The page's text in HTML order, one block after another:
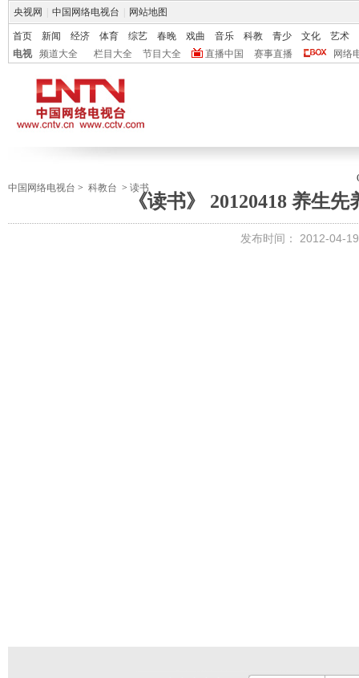
央视网 中国网络电视台 网站地图
首页 新闻 经济 体育 综艺 春晚 戏曲 音乐 科教 青少 文化
艺术
电视
频道大全 栏目大全 节目大全 直播中国 赛事直播 网络
中国网络电视台 > 科教台 > 读书
《读书》 20120418 养生
发布时间： 2012-04-